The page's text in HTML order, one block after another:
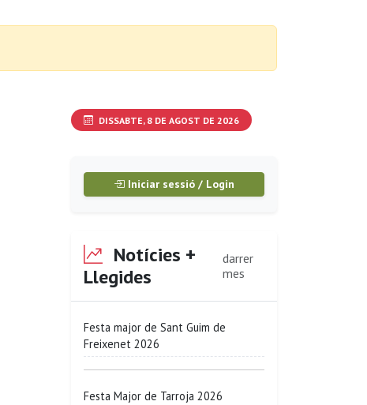
DISSABTE, 8 DE AGOST DE 2026
Iniciar sessió / Login
Notícies +
Llegides
darrer
mes
Festa major de Sant Guim de
Freixenet 2026
Festa Major de Tarroja 2026